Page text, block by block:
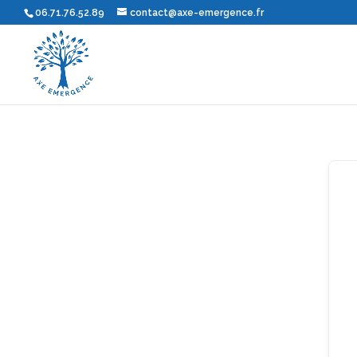
06.71.76.52.89 contact@axe-emergence.fr